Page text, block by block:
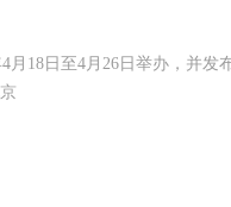
18日至4月26日举办，并